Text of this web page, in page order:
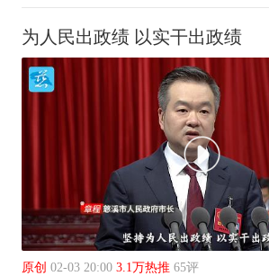
为人民出政绩 以实干出政绩
原创 02-03 20:00 3.1万热推 65评